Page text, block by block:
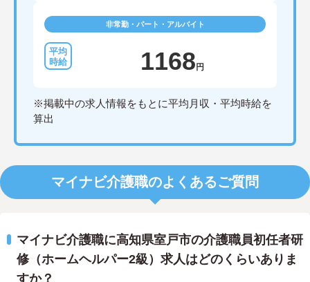
非常勤・パート・アルバイト
1168 円
※掲載中の求人情報をもとに平均月収・平均時給を
算出
マイナビ介護職のよくあるご質問
マイナビ介護職に高知県室戸市の介護職員初任者研
修（ホームヘルパー2級）求人はどのくらいありま
すか？